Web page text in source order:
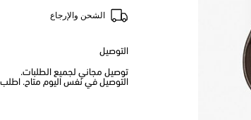
الشحن والإرجاع
التوصيل
توصيل مجاني لجميع الطلبات.
التوصيل في نفس اليوم متاح. اطلب